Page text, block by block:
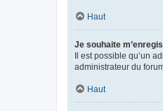
Haut
Je souhaite
Il est possible qu’un
administrateur du
Haut